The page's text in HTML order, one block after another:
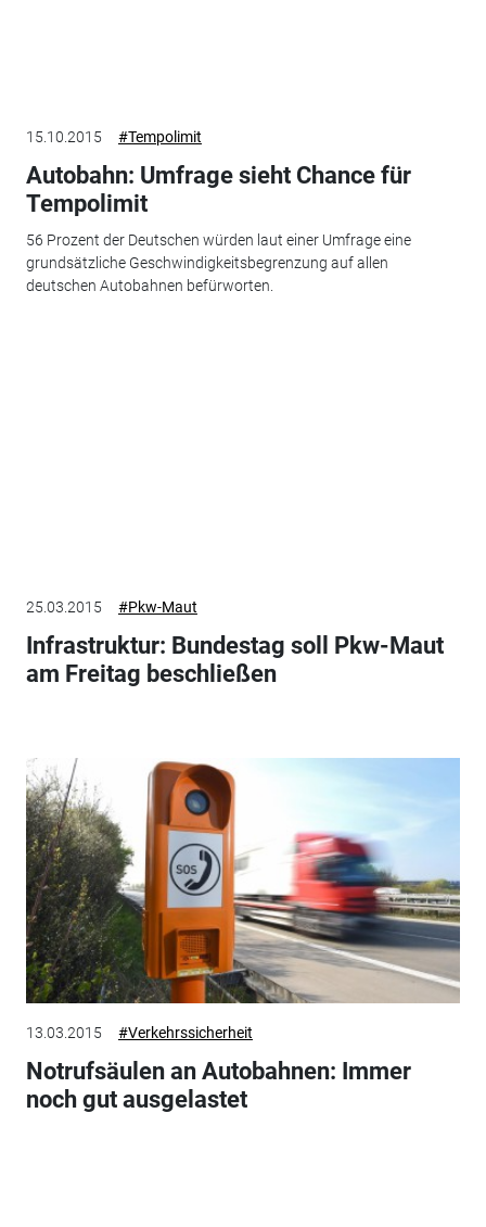
15.10.2015 #Tempolimit
Autobahn: Umfrage sieht Chance für
Tempolimit
56 Prozent der Deutschen würden laut einer Umfrage eine
grundsätzliche Geschwindigkeitsbegrenzung auf allen
deutschen Autobahnen befürworten.
25.03.2015 #Pkw-Maut
Infrastruktur: Bundestag soll Pkw-Maut
am Freitag beschließen
13.03.2015 #Verkehrssicherheit
Notrufsäulen an Autobahnen: Immer
noch gut ausgelastet